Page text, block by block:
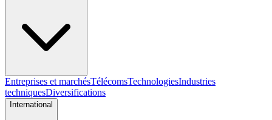
Entreprises et marchésTélécomsTechnologiesIndustries
techniquesDiversifications
International